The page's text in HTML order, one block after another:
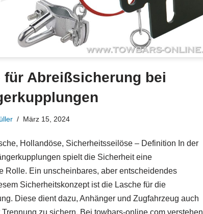
für Abreißsicherung bei
März 15, 2024
Hollandöse, Sicherheitsseilöse – Definition In der
spielt die Sicherheit eine
Rolle. Ein unscheinbares, aber entscheidendes
Sicherheitskonzept ist die Lasche für die
Diese dient dazu, Anhänger und Zugfahrzeug auch